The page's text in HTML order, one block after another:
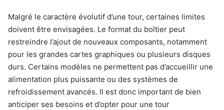
Malgré le caractère évolutif d’une tour, certaines limites
doivent être envisagées. Le format du boîtier peut
restreindre l’ajout de nouveaux composants, notamment
pour les grandes cartes graphiques ou plusieurs disques
durs. Certains modèles ne permettent pas d’accueillir une
alimentation plus puissante ou des systèmes de
refroidissement avancés. Il est donc important de bien
anticiper ses besoins et d’opter pour une tour